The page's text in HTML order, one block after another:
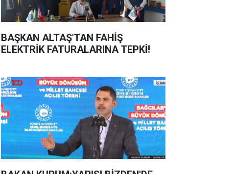
BAŞKAN ALTAŞ'TAN FAHİŞ
ELEKTRİK FATURALARINA TEPKİ!